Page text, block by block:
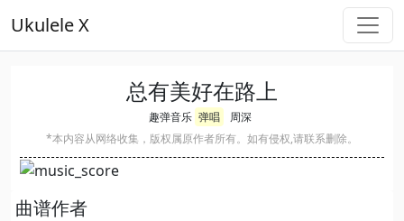
Ukulele X
总有美好在路上
趣弹音乐 弹唱
周深
*本内容从网络收集，版权属原作者所有。如有侵权,请联系删除。
曲谱作者